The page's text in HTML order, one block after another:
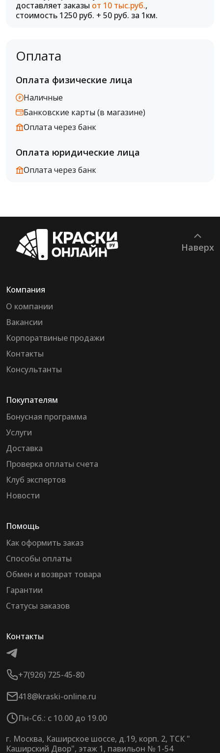
доставляет заказы от 10 тыс.руб.,
стоимость 1250 руб. + 50 руб. за 1км.
Оплата
Оплата физические лица
Наличные
Банковские карты (в магазине)
Оплата через банк
Оплата юридические лица
Оплата через банк
Наверх
Компания
О компании
Вакансии
Корпоратвиные продажи
Контакты
Консультанты
Покупателям
Бонусная программа
Услуги
Доставка
Проверка оплаты счета
Клуб экспертов
Новости
Помощь
Как оформить заказ
Способы оплаты
Обмен и возврат товара
Гарантии
Статусы заказов
Контакты
+7(926) 725-45-80
418@kraski-online.ru
Пн-Сб.: с 10.00 до 19.00
г. Москва, Каширское шоссе, д.19, корп. 2, ТСК "
Каширский Двор", этаж 1, павильон № 1-54